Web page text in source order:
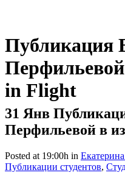
Публикация
in Flight
31 Янв
Перфильевой в
Posted at 19:00h in
Публикации студентов,